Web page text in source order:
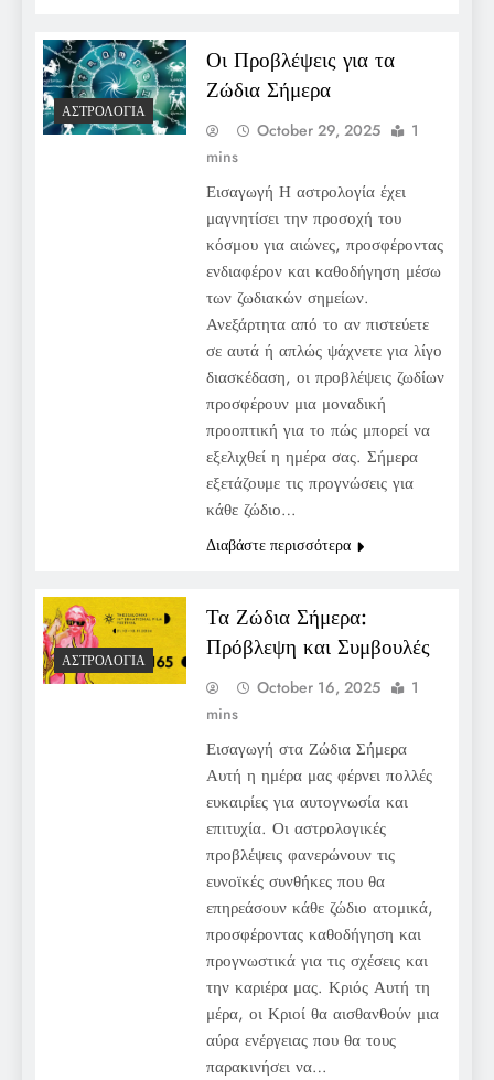
ΑΣΤΡΟΛΟΓΊΑ
Οι Προβλέψεις για τα
Ζώδια Σήμερα
October 29, 2025
1
mins
Εισαγωγή Η αστρολογία έχει
μαγνητίσει την προσοχή του
κόσμου για αιώνες, προσφέροντας
ενδιαφέρον και καθοδήγηση μέσω
των ζωδιακών σημείων.
Ανεξάρτητα από το αν πιστεύετε
σε αυτά ή απλώς ψάχνετε για λίγο
διασκέδαση, οι προβλέψεις ζωδίων
προσφέρουν μια μοναδική
προοπτική για το πώς μπορεί να
εξελιχθεί η ημέρα σας. Σήμερα
εξετάζουμε τις προγνώσεις για
κάθε ζώδιο…
Διαβάστε περισσότερα
ΑΣΤΡΟΛΟΓΊΑ
Τα Ζώδια Σήμερα:
Πρόβλεψη και Συμβουλές
October 16, 2025
1
mins
Εισαγωγή στα Ζώδια Σήμερα
Αυτή η ημέρα μας φέρνει πολλές
ευκαιρίες για αυτογνωσία και
επιτυχία. Οι αστρολογικές
προβλέψεις φανερώνουν τις
ευνοϊκές συνθήκες που θα
επηρεάσουν κάθε ζώδιο ατομικά,
προσφέροντας καθοδήγηση και
προγνωστικά για τις σχέσεις και
την καριέρα μας. Κριός Αυτή τη
μέρα, οι Κριοί θα αισθανθούν μια
αύρα ενέργειας που θα τους
παρακινήσει να…